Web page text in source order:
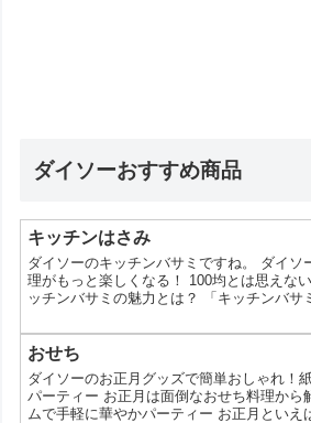
ダイソーおすすめ商品
キッチンはさみ
ダイソーのキッチンバサミですね。 ダイソ
理がもっと楽しくなる！ 100均とは思えな
ッチンバサミの魅力とは？ 「キッチンバサ
いな」 そんな風に思っていませんか？実は
ソーには、そんな悩みを解決してくれる、
サミがたくさんあるんです。今回は、ダイ
魅力や選び方、そして使い方について詳し
おせち
ダイソーのお正月グッズで簡単おしゃれ！
パーティー お正月は面倒なおせち料理から
ムで手軽に華やかパーティー お正月といえ